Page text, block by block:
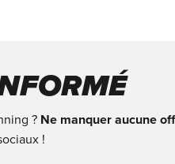
? Ne manquer aucune
!